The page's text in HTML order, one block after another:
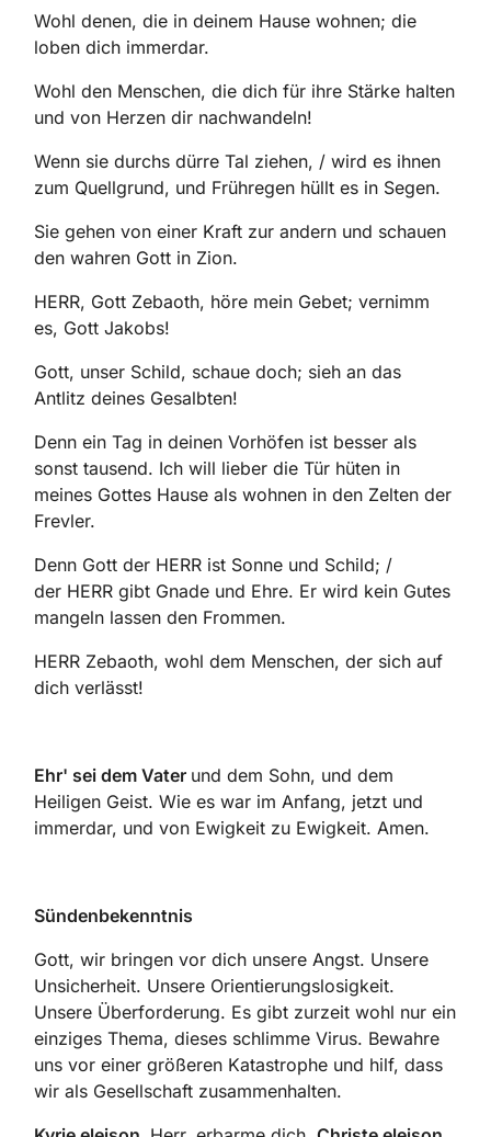
Wohl denen, die in deinem Hause wohnen; die
loben dich immerdar.
Wohl den Menschen, die dich für ihre Stärke halten
und von Herzen dir nachwandeln!
Wenn sie durchs dürre Tal ziehen, / wird es ihnen
zum Quellgrund, und Frühregen hüllt es in Segen.
Sie gehen von einer Kraft zur andern und schauen
den wahren Gott in Zion.
HERR, Gott Zebaoth, höre mein Gebet; vernimm
es, Gott Jakobs!
Gott, unser Schild, schaue doch; sieh an das
Antlitz deines Gesalbten!
Denn ein Tag in deinen Vorhöfen ist besser als
sonst tausend. Ich will lieber die Tür hüten in
meines Gottes Hause als wohnen in den Zelten der
Frevler.
Denn Gott der HERR ist Sonne und Schild; /
der HERR gibt Gnade und Ehre. Er wird kein Gutes
mangeln lassen den Frommen.
HERR Zebaoth, wohl dem Menschen, der sich auf
dich verlässt!
Ehr' sei dem Vater und dem Sohn, und dem
Heiligen Geist. Wie es war im Anfang, jetzt und
immerdar, und von Ewigkeit zu Ewigkeit. Amen.
Sündenbekenntnis
Gott, wir bringen vor dich unsere Angst. Unsere
Unsicherheit. Unsere Orientierungslosigkeit.
Unsere Überforderung. Es gibt zurzeit wohl nur ein
einziges Thema, dieses schlimme Virus. Bewahre
uns vor einer größeren Katastrophe und hilf, dass
wir als Gesellschaft zusammenhalten.